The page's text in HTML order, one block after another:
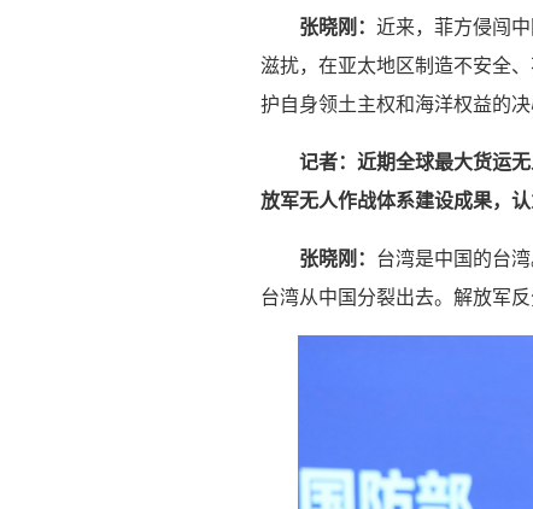
张晓刚： 近来，菲方侵闯
滋扰，在亚太地区制造不安全
护自身领土主权和海洋权益的
记者：近期全球最大货运
放军无人作战体系建设成果，
张晓刚： 台湾是中国的台
台湾从中国分裂出去。解放军